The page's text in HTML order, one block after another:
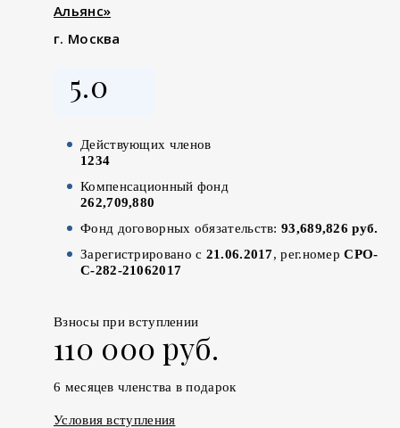
Альянс»
г. Москва
5.0
Действующих членов
1234
Компенсационный фонд
262,709,880
Фонд договорных обязательств: 93,689,826 руб.
Зарегистрировано с 21.06.2017, рег.номерСРО-
С-282-21062017
Взносы при вступлении
110 000 руб.
6 месяцев членства в подарок
Условия вступления